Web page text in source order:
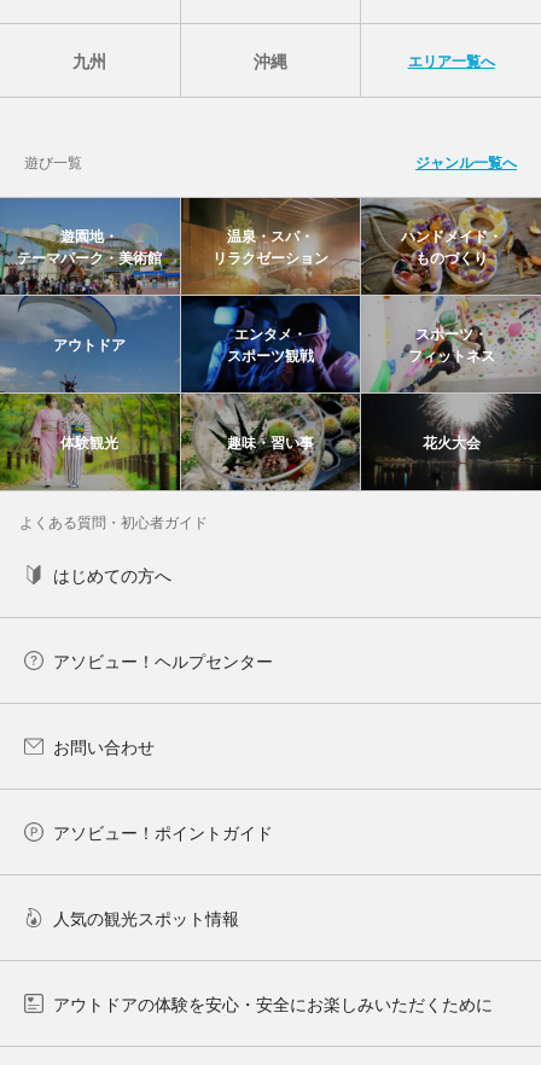
九州 沖縄 エリア一覧へ
遊び一覧 ジャンル一覧へ
遊園地・
テーマパーク・美術館
温泉・スパ・
リラクゼーション
ハンドメイド・
ものづくり
アウトドア
エンタメ・
スポーツ観戦
スポーツ・
フィットネス
体験観光 趣味・習い事 花火大会
よくある質問・初心者ガイド
はじめての方へ
アソビュー！ヘルプセンター
お問い合わせ
アソビュー！ポイントガイド
人気の観光スポット情報
アウトドアの体験を安心・安全にお楽しみいただくために